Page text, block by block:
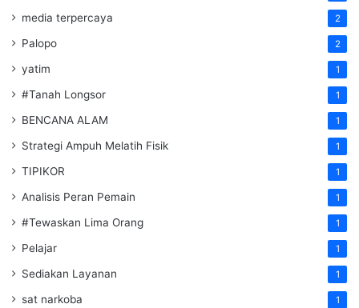
media terpercaya 2
Palopo 2
yatim 1
#Tanah Longsor 1
BENCANA ALAM 1
Strategi Ampuh Melatih Fisik 1
TIPIKOR 1
Analisis Peran Pemain 1
#Tewaskan Lima Orang 1
Pelajar 1
Sediakan Layanan 1
sat narkoba 1